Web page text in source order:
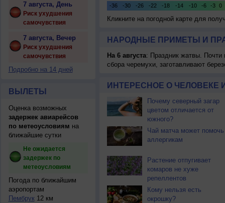
7 августа, День
Риск ухудшения
самочувствия
7 августа, Вечер
Риск ухудшения
самочувствия
Подробно на 14 дней
ВЫЛЕТЫ
Оценка возможных
задержек авиарейсов
по метеоусловиям на
ближайшие сутки
Не ожидается
задержек по
метеоусловиям
Погода по ближайшим
аэропортам
Пембрук12 км
Кликните на погодной карте для
НАРОДНЫЕ ПРИМЕТЫ И
На 6 августа: Праздник жатвы. Почти
сбора черемухи, заготавливают
ИНТЕРЕСНОЕ О ЧЕЛОВЕКЕ
Почему северный загар
цветом отличается от
южного?
Чай матча может помочь
аллергикам
Растение отпугивает
комаров не хуже
репеллентов
Кому нельзя есть
окрошку?